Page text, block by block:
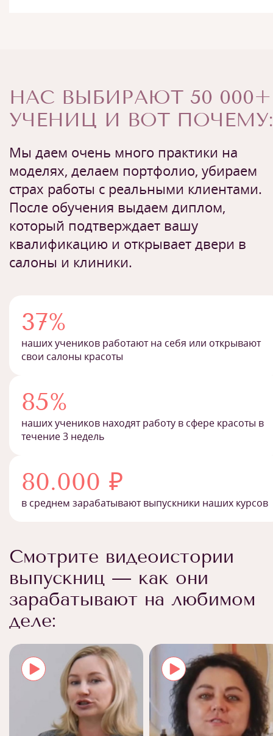
НАС ВЫБИРАЮТ 50 000+
УЧЕНИЦ И ВОТ ПОЧЕМУ:
Мы даем очень много практики на
моделях, делаем портфолио, убираем
страх работы с реальными клиентами.
После обучения выдаем диплом,
который подтверждает вашу
квалификацию и открывает двери в
салоны и клиники.
37%
наших учеников работают на себя или открывают
свои салоны красоты
85%
наших учеников находят работу в сфере красоты в
течение 3 недель
80.000 ₽
в среднем зарабатывают выпускники наших курсов
Смотрите видеоистории
выпускниц — как они
зарабатывают на любимом
деле: